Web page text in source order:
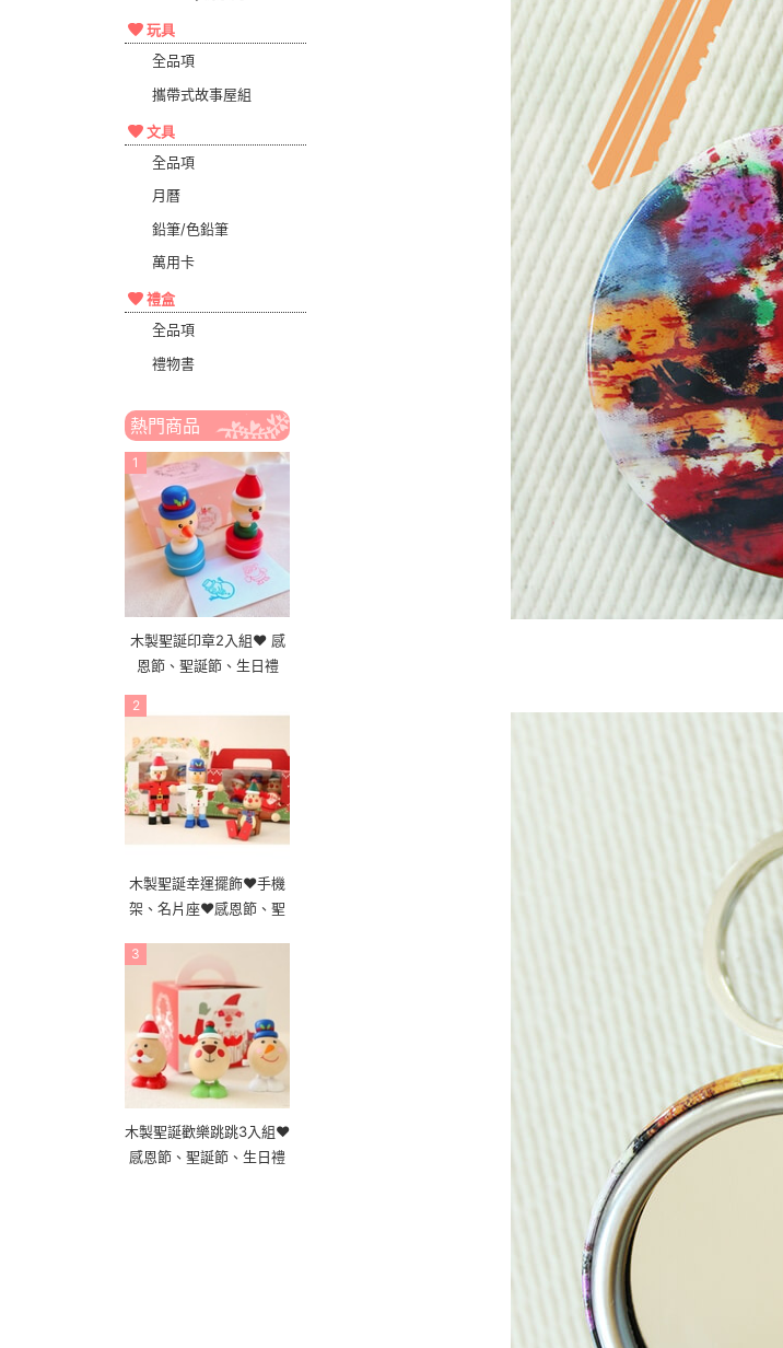
玩具
全品項
攜帶式故事屋組
文具
全品項
月曆
鉛筆/色鉛筆
萬用卡
禮盒
全品項
禮物書
熱門商品
1
木製聖誕印章2入組❤ 感
恩節、聖誕節、生日禮
2
木製聖誕幸運擺飾❤手機
架、名片座❤感恩節、聖
3
木製聖誕歡樂跳跳3入組❤
感恩節、聖誕節、生日禮